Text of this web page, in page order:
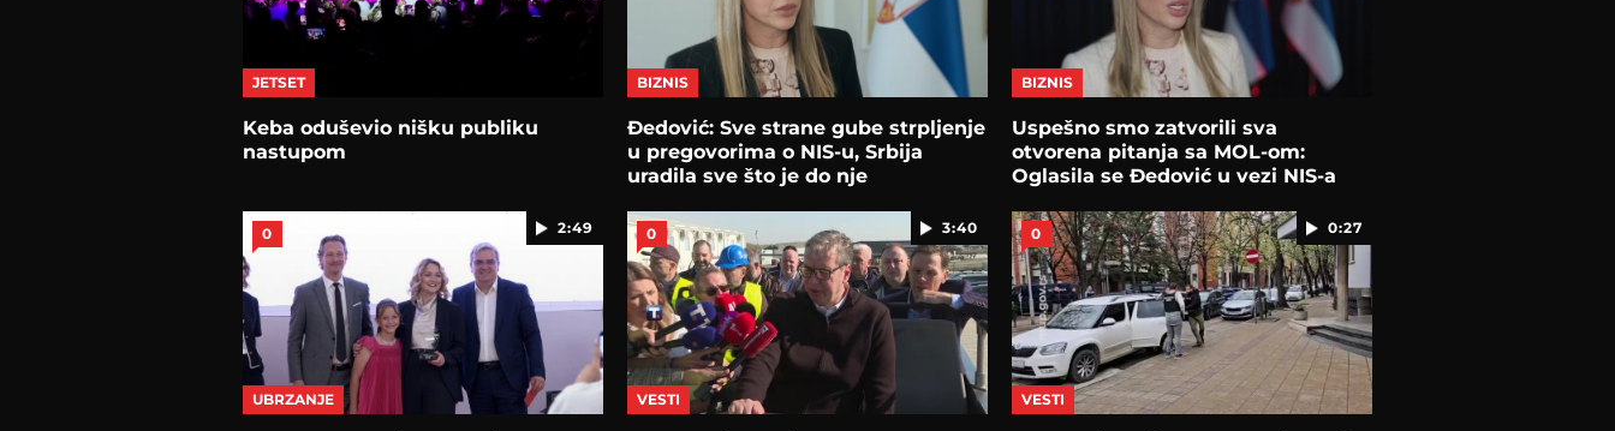
JETSET
Keba oduševio nišku publiku
nastupom
BIZNIS
Đedović: Sve strane gube strpljenje
u pregovorima o NIS-u, Srbija
uradila sve što je do nje
BIZNIS
Uspešno smo zatvorili sva
otvorena pitanja sa MOL-om:
Oglasila se Đedović u vezi NIS-a
2:49
0
UBRZANJE
3:40
0
VESTI
0:27
0
VESTI